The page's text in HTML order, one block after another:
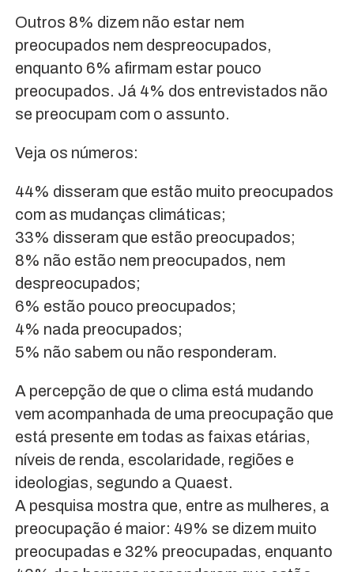
Outros 8% dizem não estar nem
preocupados nem despreocupados,
enquanto 6% afirmam estar pouco
preocupados. Já 4% dos entrevistados não
se preocupam com o assunto.
Veja os números:
44% disseram que estão muito preocupados
com as mudanças climáticas;
33% disseram que estão preocupados;
8% não estão nem preocupados, nem
despreocupados;
6% estão pouco preocupados;
4% nada preocupados;
5% não sabem ou não responderam.
A percepção de que o clima está mudando
vem acompanhada de uma preocupação que
está presente em todas as faixas etárias,
níveis de renda, escolaridade, regiões e
ideologias, segundo a Quaest.
A pesquisa mostra que, entre as mulheres, a
preocupação é maior: 49% se dizem muito
preocupadas e 32% preocupadas, enquanto